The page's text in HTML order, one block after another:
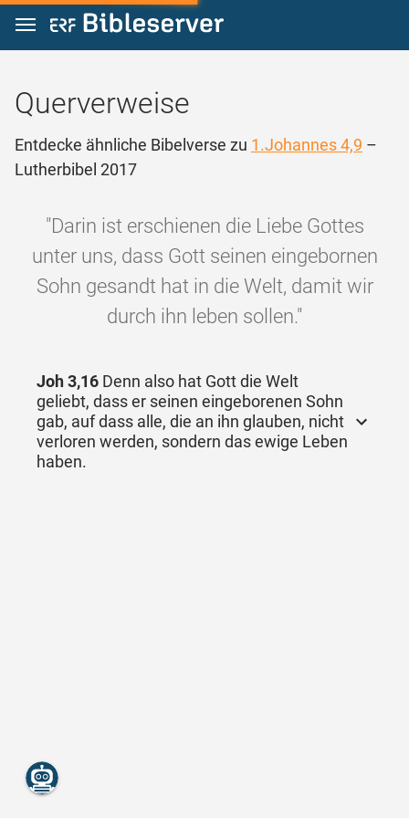
Zum Inhalt springen
Querverweise
Entdecke ähnliche Bibelverse zu 1.Johannes 4,9 –
Lutherbibel 2017
"Darin ist erschienen die Liebe Gottes
unter uns, dass Gott seinen eingebornen
Sohn gesandt hat in die Welt, damit wir
durch ihn leben sollen."
Joh 3,16 Denn also hat Gott die Welt
geliebt, dass er seinen eingeborenen Sohn
gab, auf dass alle, die an ihn glauben, nicht
verloren werden, sondern das ewige Leben
haben.